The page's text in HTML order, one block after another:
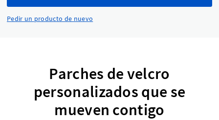
Pedir un producto de nuevo
Parches de velcro
personalizados que se
mueven contigo